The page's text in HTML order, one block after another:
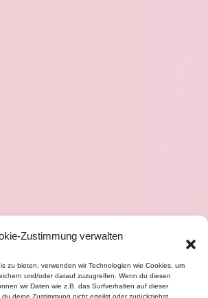
Zustimmung verwalten
zu bieten, verwenden wir Technologien wie Cookies, um
und/oder darauf zuzugreifen. Wenn du diesen
wir Daten wie z.B. das Surfverhalten auf dieser
deine Zustimmung nicht erteilst oder zurückziehst,